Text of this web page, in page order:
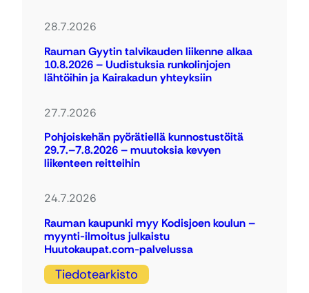
28.7.2026
Rauman Gyytin talvikauden liikenne alkaa
10.8.2026 – Uudistuksia runkolinjojen
lähtöihin ja Kairakadun yhteyksiin
27.7.2026
Pohjoiskehän pyörätiellä kunnostustöitä
29.7.–7.8.2026 – muutoksia kevyen
liikenteen reitteihin
24.7.2026
Rauman kaupunki myy Kodisjoen koulun –
myynti-ilmoitus julkaistu
Huutokaupat.com-palvelussa
Tiedotearkisto